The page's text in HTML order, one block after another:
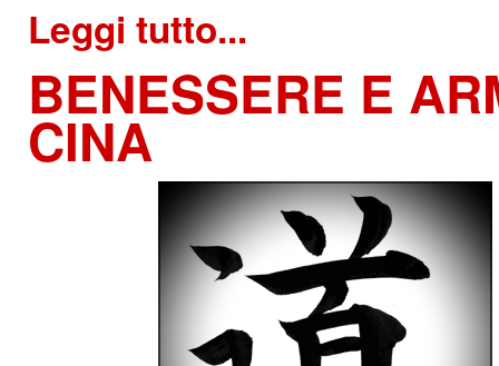
Leggi tutto...
BENESSERE E
CINA